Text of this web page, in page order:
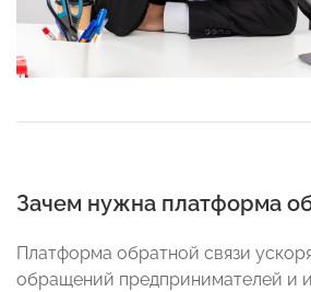
Зачем нужна платформа
Платформа обратной связи
обращений предпринимателей и